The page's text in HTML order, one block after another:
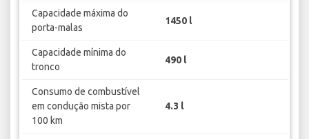
Capacidade máxima do
porta-malas
1450 l
Capacidade mínima do
tronco
490 l
Consumo de combustível
em condução mista por
100 km
4.3 l